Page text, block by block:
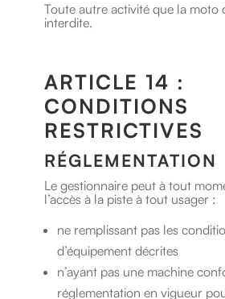
Toute autre activité que la moto
interdite.
ARTICLE 14 :
CONDITIONS
RESTRICTIVES
RÉGLEMENTATION
Le gestionnaire peut à tout
l’accès à la piste à tout usager :
ne remplissant pas les
d’équipement décrites
n’ayant pas une machine
réglementation en vigueur